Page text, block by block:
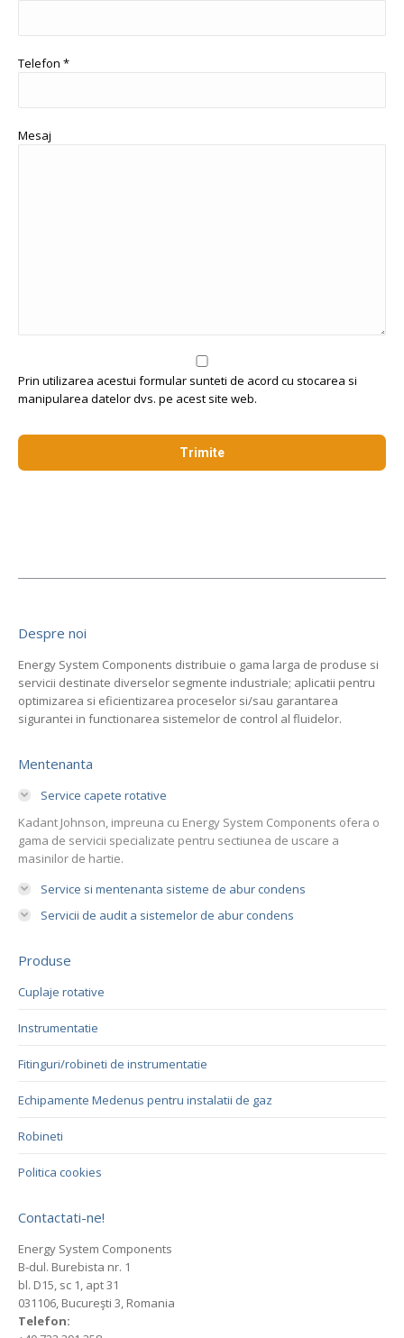
Telefon *
Mesaj
Prin utilizarea acestui formular sunteti de acord cu stocarea si
manipularea datelor dvs. pe acest site web.
Despre noi
Energy System Components distribuie o gama larga de produse si
servicii destinate diverselor segmente industriale; aplicatii pentru
optimizarea si eficientizarea proceselor si/sau garantarea
sigurantei in functionarea sistemelor de control al fluidelor.
Mentenanta
Service capete rotative
Kadant Johnson, impreuna cu Energy System Components ofera o
gama de servicii specializate pentru sectiunea de uscare a
masinilor de hartie.
Service si mentenanta sisteme de abur condens
Servicii de audit a sistemelor de abur condens
Produse
Cuplaje rotative
Instrumentatie
Fitinguri/robineti de instrumentatie
Echipamente Medenus pentru instalatii de gaz
Robineti
Politica cookies
Contactati-ne!
Energy System Components
B-dul. Burebista nr. 1
bl. D15, sc 1, apt 31
031106, Bucureşti 3, Romania
Telefon: